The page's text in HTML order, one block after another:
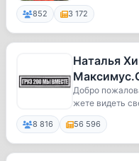
852 3 172
Наталья
Добро
жете видеть
и...
8 816 56 596